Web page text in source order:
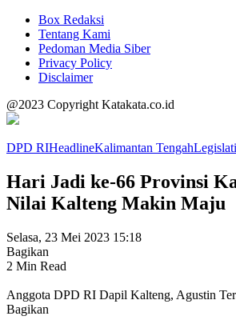
Box Redaksi
Tentang Kami
Pedoman Media Siber
Privacy Policy
Disclaimer
@2023 Copyright Katakata.co.id
DPD RIHeadlineKalimantan Tengah
Hari Jadi ke-66 Provinsi
Nilai Kalteng Makin Maju
Selasa, 23 Mei 2023 15:18
Bagikan
2 Min Read
Anggota DPD RI Dapil Kalteng, Agustin
Bagikan